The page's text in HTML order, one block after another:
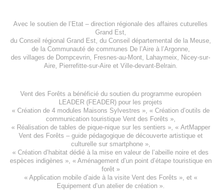
Avec le soutien de l’Etat – direction régionale des affaires cuturelles
Grand Est,
du Conseil régional Grand Est, du Conseil départemental de la Meuse,
de la Communauté de communes De l’Aire à l’Argonne,
des villages de Dompcevrin Fresnes-au-Mont Lahaymeix
Nicey-sur-
Aire, Pierrefitte-sur-Aireet Ville-devant-Belrain.
Vent des Forêts a bénéficié du soutien du programme européen
LEADER (FEADER) pour les projets
« Création de 4 modules Maisons Sylvestres », « Création d’outils de
communication touristique Vent des Forêts »,
« Réalisation de tables de pique-nique sur les sentiers », « ArtMapper
Vent des Forêts – guide pédagogique de découverte artistique et
culturelle sur smartphone »,
« Création d’habitat dédié à la mise en valeur de l’abeille noire et des
espèces indigènes », « Aménagement d’un point d’étape touristique en
forêt»
« Application mobile d’aide à la visite Vent des Forêts », et «
Equipement d’un atelier de création».